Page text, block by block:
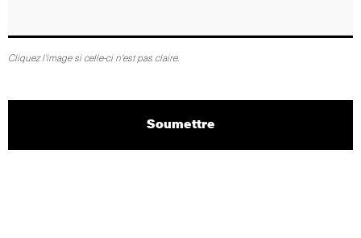
Cliquez l'image si celle-ci n'est pas claire.
Soumettre